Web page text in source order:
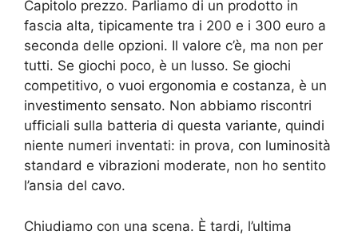
Capitolo prezzo. Parliamo di un prodotto in
fascia alta, tipicamente tra i 200 e i 300 euro a
seconda delle opzioni. Il valore c’è, ma non per
tutti. Se giochi poco, è un lusso. Se giochi
competitivo, o vuoi ergonomia e costanza, è un
investimento sensato. Non abbiamo riscontri
ufficiali sulla batteria di questa variante, quindi
niente numeri inventati: in prova, con luminosità
standard e vibrazioni moderate, non ho sentito
l’ansia del cavo.
Chiudiamo con una scena. È tardi, l’ultima